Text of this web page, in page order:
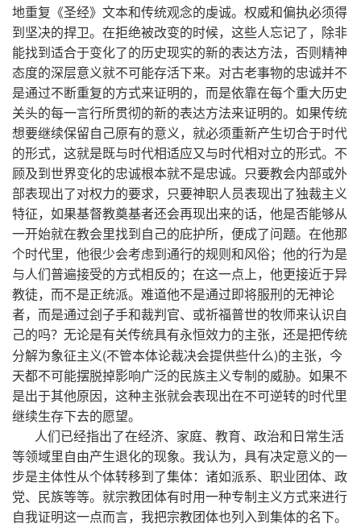
地重复《圣经》文本和传统观念的虔诚。权威和偏执必须得
到坚决的捍卫。在拒绝被改变的时候，这些人忘记了，除非
能找到适合于变化了的历史现实的新的表达方法，否则精神
态度的深层意义就不可能存活下来。对古老事物的忠诚并不
是通过不断重复的方式来证明的，而是依靠在每个重大历史
关头的每一言行所贯彻的新的表达方法来证明的。如果传统
想要继续保留自己原有的意义，就必须重新产生切合于时代
的形式，这就是既与时代相适应又与时代相对立的形式。不
顾及到世界变化的忠诚根本就不是忠诚。只要教会内部或外
部表现出了对权力的要求，只要神职人员表现出了独裁主义
特征，如果基督教奠基者还会再现出来的话，他是否能够从
一开始就在教会里找到自己的庇护所，便成了问题。在他那
个时代里，他很少会考虑到通行的规则和风俗；他的行为是
与人们普遍接受的方式相反的；在这一点上，他更接近于异
教徒，而不是正统派。难道他不是通过即将服刑的无神论
者，而是通过刽子手和裁判官、或祈福普世的牧师来认识自
己的吗？无论是有关传统具有永恒效力的主张，还是把传统
分解为象征主义(不管本体论裁决会提供些什么)的主张，今
天都不可能摆脱掉影响广泛的民族主义专制的威胁。如果不
是出于其他原因，这种主张就会表现出在不可逆转的时代里
继续生存下去的愿望。
人们已经指出了在经济、家庭、教育、政治和日常生活
等领域里自由产生退化的现象。我认为，具有决定意义的一
步是主体性从个体转移到了集体：诸如派系、职业团体、政
党、民族等等。就宗教团体有时用一种专制主义方式来进行
自我证明这一点而言，我把宗教团体也列入到集体的名下。